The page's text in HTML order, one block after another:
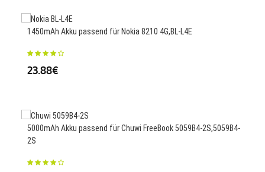
1450mAh Akku passend für Nokia 8210 4G,BL-L4E
23.88€
5000mAh Akku passend für Chuwi FreeBook 5059B4-2S,5059B4-
2S